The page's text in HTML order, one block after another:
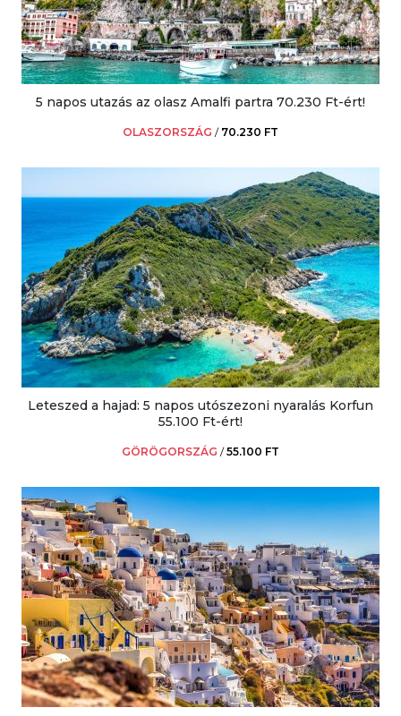
5 napos utazás az olasz Amalfi partra 70.230 Ft-ért!
OLASZORSZÁG / 70.230 FT
Leteszed a hajad: 5 napos utószezoni nyaralás Korfun
55.100 Ft-ért!
GÖRÖGORSZÁG /55.100 FT